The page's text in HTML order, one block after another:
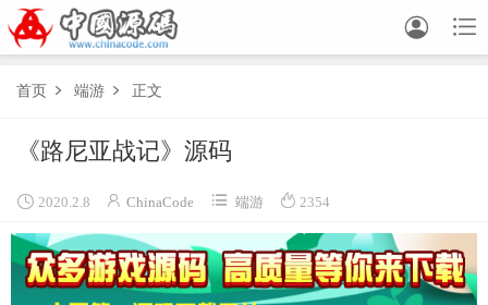


首页  端游  正文
《路尼亚战记》源码
 2020.2.8  ChinaCode  端游  2354